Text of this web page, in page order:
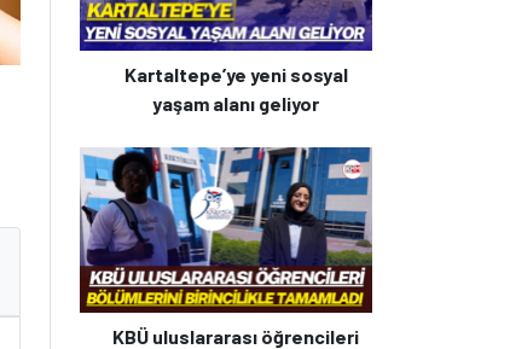
Kartaltepe’ye yeni sosyal
yaşam alanı geliyor
KBÜ uluslararası öğrencileri